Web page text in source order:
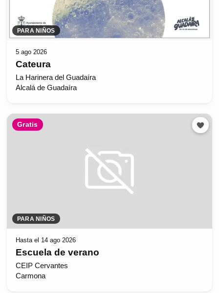
PARA NIÑOS
5 ago 2026
Cateura
La Harinera del Guadaíra
Alcalá de Guadaíra
Gratis
PARA NIÑOS
Hasta el 14 ago 2026
Escuela de verano
CEIP Cervantes
Carmona